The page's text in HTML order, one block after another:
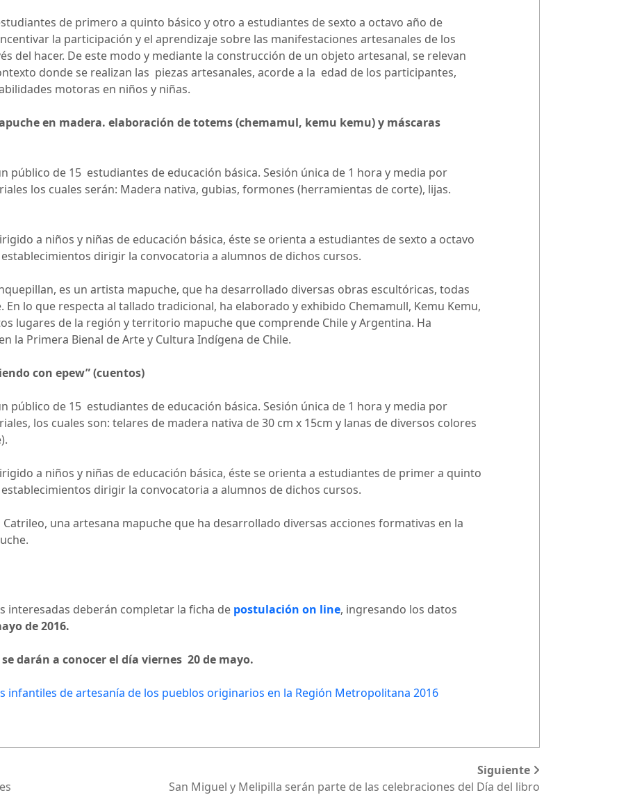
de primero a quinto básico y otro a estudiantes de sexto a octavo año de
la participación y el aprendizaje sobre las manifestaciones artesanales de los
del hacer. De este modo y mediante la construcción de un objeto artesanal, se relevan
donde se realizan las piezas artesanales, acorde a la edad de los participantes,
motoras en niños y niñas.
en madera. elaboración de totems (chemamul, kemu kemu) y máscaras
público de 15 estudiantes de educación básica. Sesión única de 1 hora y media por
los cuales serán: Madera nativa, gubias, formones (herramientas de corte), lijas.
a niños y niñas de educación básica, éste se orienta a estudiantes de sexto a octavo
dirigir la convocatoria a alumnos de dichos cursos.
es un artista mapuche, que ha desarrollado diversas obras escultóricas, todas
lo que respecta al tallado tradicional, ha elaborado y exhibido Chemamull, Kemu Kemu,
lugares de la región y territorio mapuche que comprende Chile y Argentina. Ha
la Primera Bienal de Arte y Cultura Indígena de Chile.
con epew” (cuentos)
público de 15 estudiantes de educación básica. Sesión única de 1 hora y media por
los cuales son: telares de madera nativa de 30 cm x 15cm y lanas de diversos colores
a niños y niñas de educación básica, éste se orienta a estudiantes de primer a quinto
dirigir la convocatoria a alumnos de dichos cursos.
una artesana mapuche que ha desarrollado diversas acciones formativas en la
interesadas deberán completar la ficha de postulación on line, ingresando los datos
de 2016.
darán a conocer el día viernes 20 de mayo.
infantiles de artesanía de los pueblos originarios en la Región Metropolitana 2016
Siguiente
San Miguel y Melipilla serán parte de las celebraciones del Día del libro